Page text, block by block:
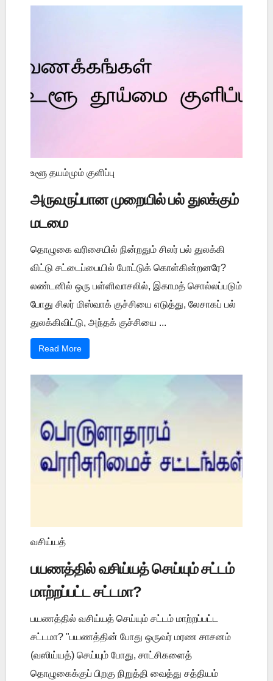
உளூ தயம்மும் குளிப்பு
அருவருப்பான முறையில் பல் துலக்கும்
மடமை
தொழுகை வரிசையில் நின்றதும் சிலர் பல் துலக்கி
விட்டு சட்டைப்பையில் போட்டுக் கொள்கின்றனரே?
லண்டனில் ஒரு பள்ளிவாசலில், இகாமத் சொல்லப்படும்
போது சிலர் மிஸ்வாக் குச்சியை எடுத்து, லேசாகப் பல்
துலக்கிவிட்டு, அந்தக் குச்சியை ...
Read More
வசிய்யத்
பயணத்தில் வசிய்யத் செய்யும் சட்டம்
மாற்றப்பட்ட சட்டமா?
பயணத்தில் வசிய்யத் செய்யும் சட்டம் மாற்றப்பட்ட
சட்டமா? "பயணத்தின் போது ஒருவர் மரண சாசனம்
(வஸிய்யத்) செய்யும் போது, சாட்சிகளைத்
தொழுகைக்குப் பிறகு நிறுத்தி வைத்து சத்தியம்